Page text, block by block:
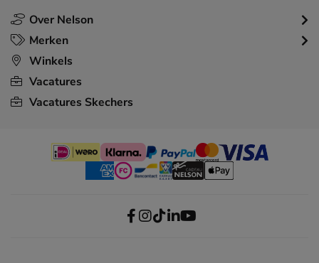
Over Nelson
Merken
Winkels
Vacatures
Vacatures Skechers